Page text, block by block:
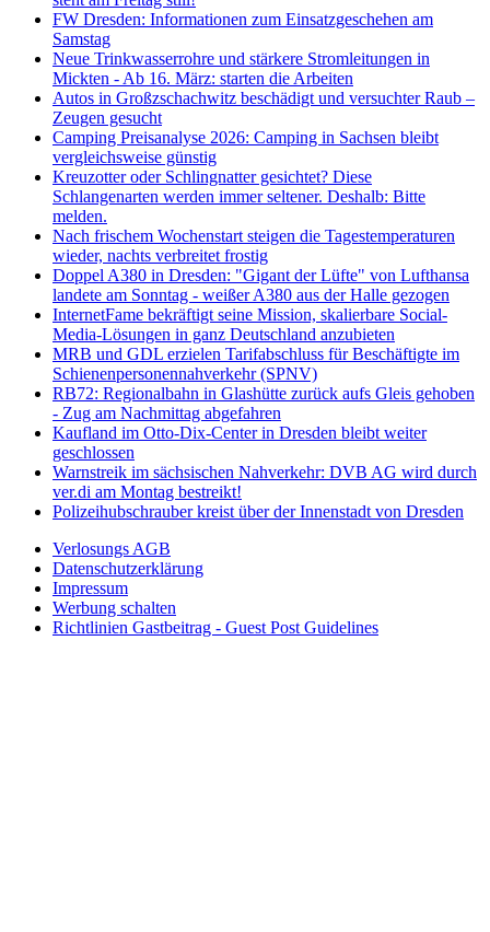
FW Dresden: Informationen zum Einsatzgeschehen am
Samstag
Neue Trinkwasserrohre und stärkere Stromleitungen in
Mickten - Ab 16. März: starten die Arbeiten
Autos in Großzschachwitz beschädigt und versuchter Raub –
Zeugen gesucht
Camping Preisanalyse 2026: Camping in Sachsen bleibt
vergleichsweise günstig
Kreuzotter oder Schlingnatter gesichtet? Diese
Schlangenarten werden immer seltener. Deshalb: Bitte
melden.
Nach frischem Wochenstart steigen die Tagestemperaturen
wieder, nachts verbreitet frostig
Doppel A380 in Dresden: "Gigant der Lüfte" von Lufthansa
landete am Sonntag - weißer A380 aus der Halle gezogen
InternetFame bekräftigt seine Mission, skalierbare Social-
Media-Lösungen in ganz Deutschland anzubieten
MRB und GDL erzielen Tarifabschluss für Beschäftigte im
Schienenpersonennahverkehr (SPNV)
RB72: Regionalbahn in Glashütte zurück aufs Gleis gehoben
- Zug am Nachmittag abgefahren
Kaufland im Otto-Dix-Center in Dresden bleibt weiter
geschlossen
Warnstreik im sächsischen Nahverkehr: DVB AG wird durch
ver.di am Montag bestreikt!
Polizeihubschrauber kreist über der Innenstadt von Dresden
Verlosungs AGB
Datenschutzerklärung
Impressum
Werbung schalten
Richtlinien Gastbeitrag - Guest Post Guidelines